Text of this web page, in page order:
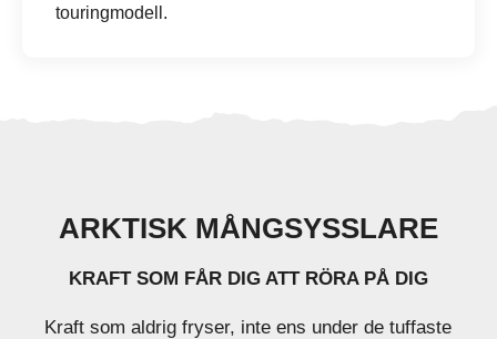
touringmodell.
ARKTISK MÅNGSYSSLARE
KRAFT SOM FÅR DIG ATT RÖRA PÅ DIG
Kraft som aldrig fryser, inte ens under de tuffaste